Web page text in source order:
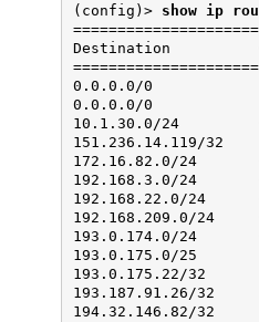
(config)> show ip
Destination
0.0.0.0/0
0.0.0.0/0
10.1.30.0/24
151.236.14.119/32
172.16.82.0/24
192.168.3.0/24
192.168.22.0/24
192.168.209.0/24
193.0.174.0/24
193.0.175.0/25
193.0.175.22/32
193.187.91.26/32
194.32.146.82/32